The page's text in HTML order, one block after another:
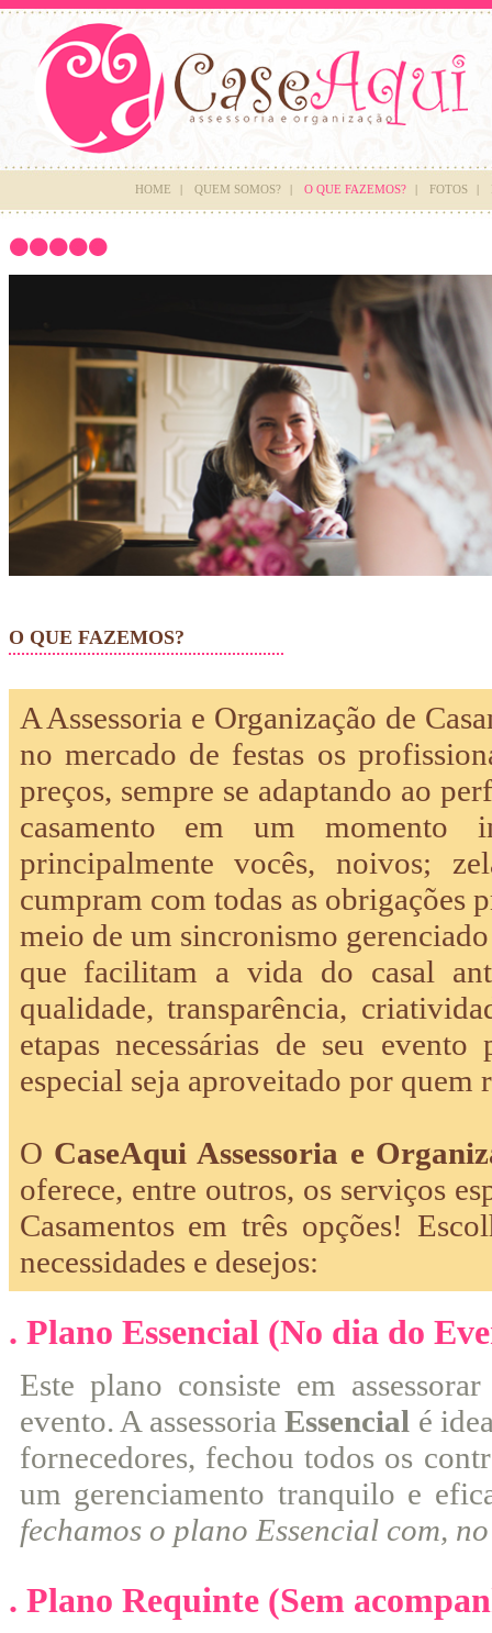
HOME | QUEM SOMOS? | O QUE FAZEMOS? | FOTOS |
O QUE FAZEMOS?
A Assessoria e Organização de
no mercado de festas os
preços, sempre se adaptando ao
casamento em um momento
principalmente vocês, noivos;
cumpram com todas as obrigações
meio de um sincronismo
que facilitam a vida do casal
qualidade, transparência,
etapas necessárias de seu
especial seja aproveitado por quem
O CaseAqui Assessoria e
oferece, entre outros, os serviços
Casamentos em três opções!
necessidades e desejos:
. Plano Essencial (No dia do
Este plano consiste em
evento. A assessoriaEssencial é
fornecedores, fechou todos os
um gerenciamento tranquilo e
fechamos o plano Essencial com,
. Plano Requinte (Sem